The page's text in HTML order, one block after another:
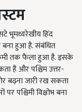
भूमध्यरेखीय हिंद
बना हुआ है. संबंधित
तक फैला हुआ है. इसके
है और पश्चिम उत्तर-
बढ़ना जारी रख सकता
पश्चिमी विक्षोभ बना